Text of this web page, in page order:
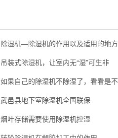
除湿机—除湿机的作用以及适用的地方
吊装式除湿机，让室内无“湿”可生非
武邑县地下室除湿机全国联保
烟叶存储需要使用除湿机控湿